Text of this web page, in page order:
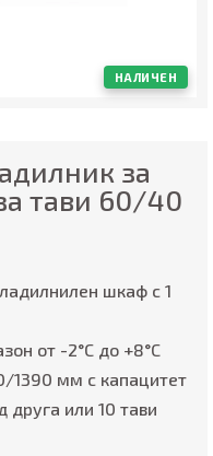
НАЛИЧЕН
за
тави 60/40
шкаф с 1
от -2°C до +8°C
1390 мм с капацитет
или 10 тави